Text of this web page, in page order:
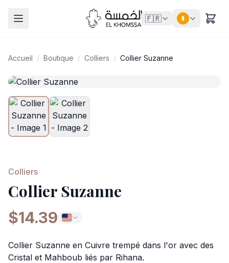
🇫🇷 $
Accueil / Boutique / Colliers / Collier Suzanne
Colliers
Collier Suzanne
$14.39
Collier Suzanne en Cuivre trempé dans l'or avec des
Cristal et Mahboub liés par Rihana.